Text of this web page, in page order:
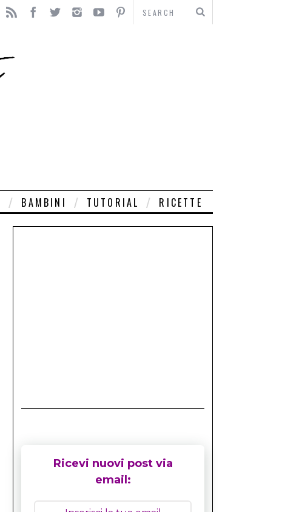
BAMBINI TUTORIAL RICETTE
Ricevi nuovi post via
email: